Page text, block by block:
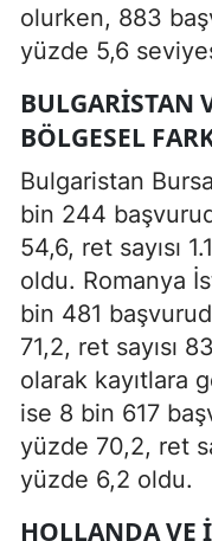
olurken, 883
yüzde 5,6
BULGARISTAN
BÖLGESEL
Bulgaristan
bin 244
54,6, ret sayısı
oldu. Romanya
bin 481
71,2, ret sayısı
olarak kayıtlara
ise 8 bin 617
yüzde 70,2, ret
yüzde 6,2 oldu.
HOLLANDA VE